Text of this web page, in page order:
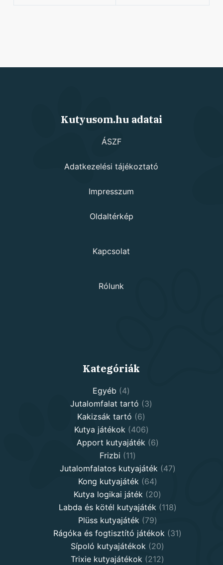
Kutyusom.hu adatai
ÁSZF
Adatkezelési tájékoztató
Impresszum
Oldaltérkép
Kapcsolat
Rólunk
Kategóriák
Egyéb 44
products
Jutalomfalat tartó 33
Kakizsák tartó 66
products
Kutya játékok 406406
products
Apport kutyajáték 66
Frizbi 1111
products
Jutalomfalatos kutyajáték 4747
Kong kutyajáték 6464
products
Kutya logikai játék 2020
products
Labda és kötél kutyajáték 118118
Plüss kutyajáték 7979
products
Rágóka és fogtisztító játékok 3131
Sípoló kutyajátékok 2020
products
Trixie kutyajátékok 212212